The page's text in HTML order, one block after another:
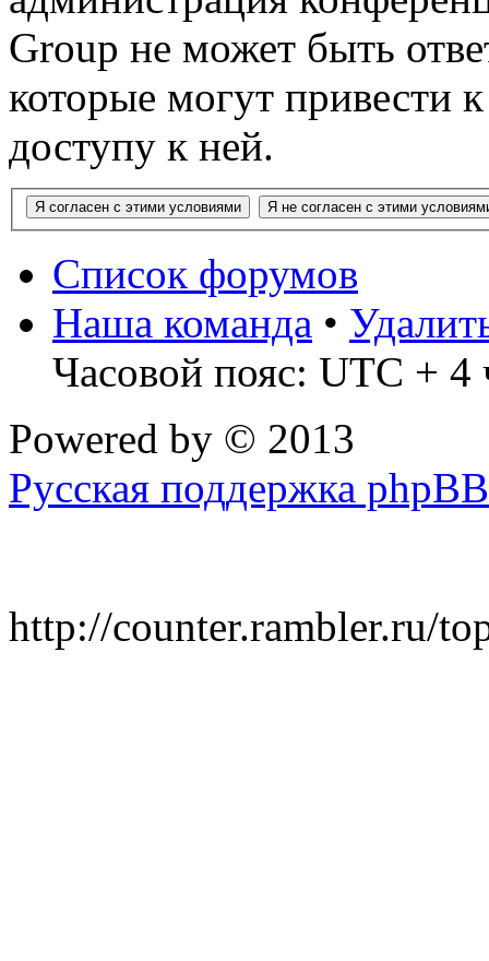
Group не может быть
которые могут привести
доступу к ней.
Список форумов
Наша команда •
Часовой пояс: UTC + 4
Powered by © 2013
Русская поддержка phpBB
http://counter.rambler.ru/